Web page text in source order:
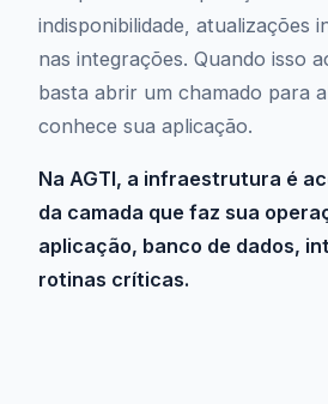
indisponibilidade, atualizações
nas integrações. Quando isso
basta abrir um chamado para
conhece sua aplicação.
Na AGTI, a infraestrutura é
da camada que faz sua
aplicação, banco de dados,
rotinas críticas.